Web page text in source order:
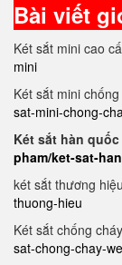
Bài viết
Két sắt mini cao
mini
Két sắt mini
sat-mini-chong-
Két sắt hàn
pham/ket-sat-
két sắt thương hiệu
thuong-hieu
Két sắt chống
sat-chong-chay-